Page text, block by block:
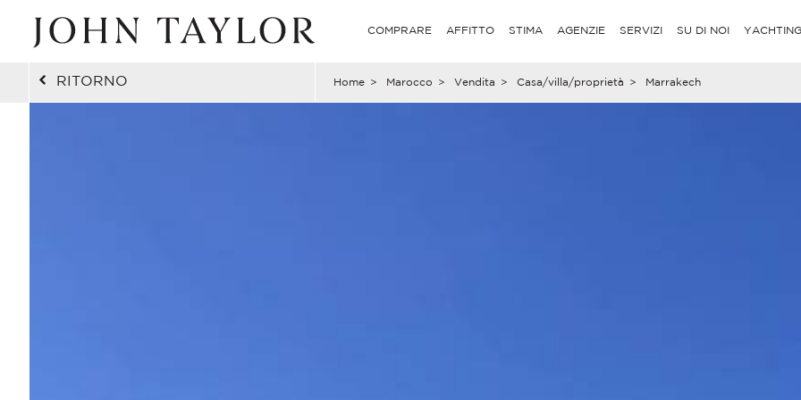
COMPRARE AFFITTO STIMA AGENZIE SERVIZI SU DI NOI
RITORNO Home > Marocco > Vendita > Casa/villa/proprietà > Marrakech